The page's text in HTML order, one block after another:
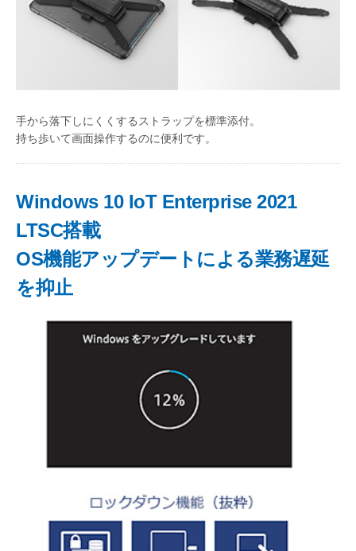
手から落下しにくくするストラップを標準添付。
持ち歩いて画面操作するのに便利です。
Windows 10 IoT Enterprise 2021
LTSC搭載
OS機能アップデートによる業務遅延
を抑止